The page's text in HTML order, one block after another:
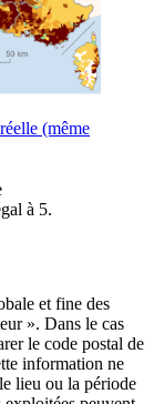
(même
à 5.
et fine des
». Dans le cas
le code postal de
information ne
lieu ou la période